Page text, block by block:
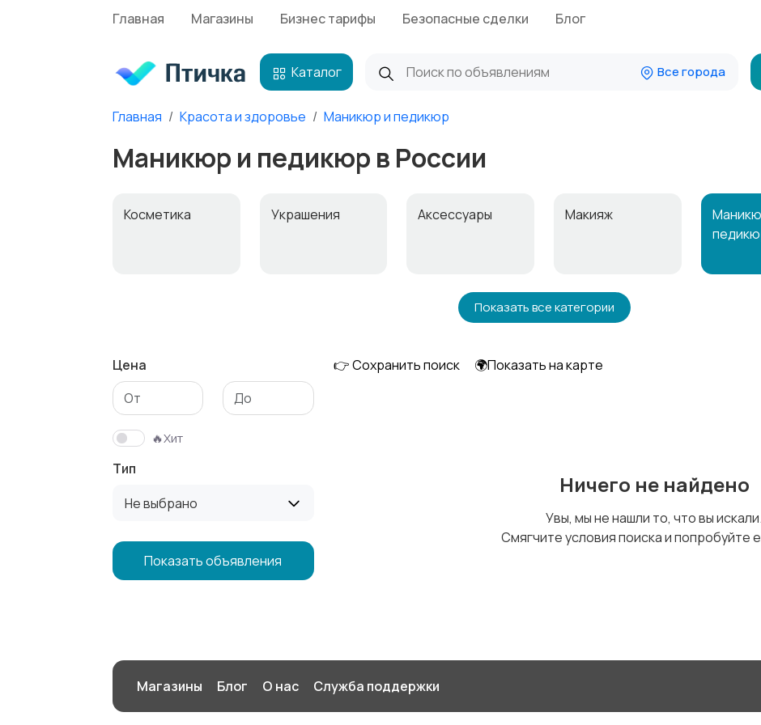
Главная Магазины Бизнес тарифы Безопасные сделки Блог
Каталог Все города
Главная Красота и здоровье Маникюр и педикюр
Маникюр и педикюр в России
Косметика Украшения Аксессуары Макияж
Уход за
волосами
Уход за кожей
Солярии и загар
гигиены
Показать все категории
Цена
🔥Хит
Тип
Не выбрано
Показать объявления
👉 Сохранить поиск 🌍Показать на карте
Ничего не найдено
Увы, мы не нашли то, что вы искали.
Смягчите условия поиска и попробуйте
Магазины Блог О нас Служба поддержки